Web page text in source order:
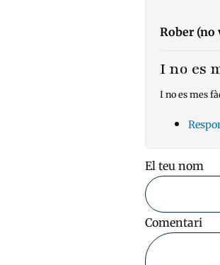
Rober (no
I no es
I no es mes
El teu nom
Comentari